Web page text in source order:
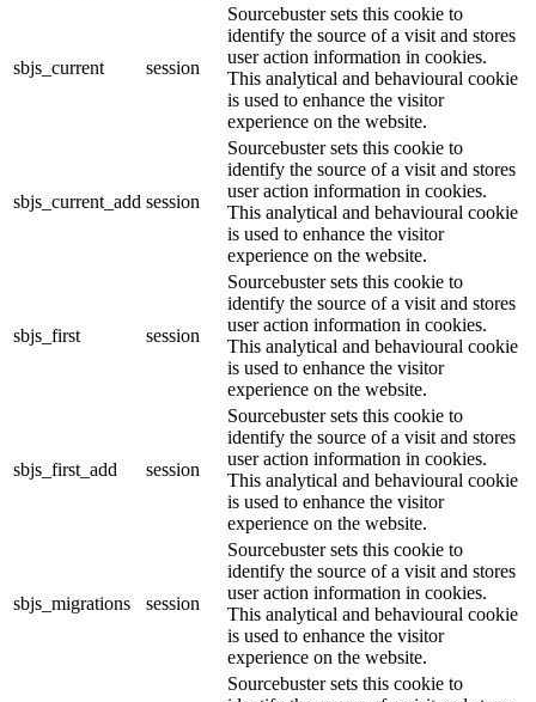
sbjs_current session
Sourcebuster sets this cookie to
identify the source of a visit and stores
user action information in cookies.
This analytical and behavioural cookie
is used to enhance the visitor
experience on the website.
sbjs_current_add session
Sourcebuster sets this cookie to
identify the source of a visit and stores
user action information in cookies.
This analytical and behavioural cookie
is used to enhance the visitor
experience on the website.
sbjs_first session
Sourcebuster sets this cookie to
identify the source of a visit and stores
user action information in cookies.
This analytical and behavioural cookie
is used to enhance the visitor
experience on the website.
sbjs_first_add session
Sourcebuster sets this cookie to
identify the source of a visit and stores
user action information in cookies.
This analytical and behavioural cookie
is used to enhance the visitor
experience on the website.
sbjs_migrations session
Sourcebuster sets this cookie to
identify the source of a visit and stores
user action information in cookies.
This analytical and behavioural cookie
is used to enhance the visitor
experience on the website.
Sourcebuster sets this cookie to